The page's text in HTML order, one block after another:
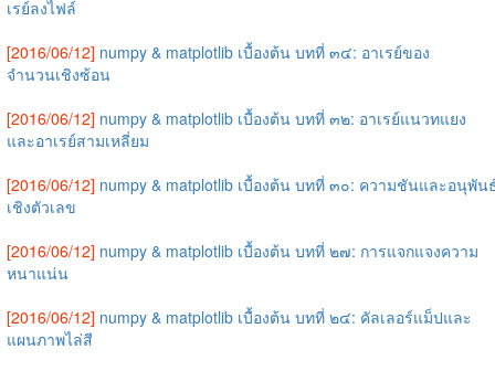
เรย์ลงไฟล์
[2016/06/12] numpy & matplotlib เบื้องต้น บทที่ ๓๔: อาเรย์ของ
จำนวนเชิงซ้อน
[2016/06/12] numpy & matplotlib เบื้องต้น บทที่ ๓๒: อาเรย์แนวทแยง
และอาเรย์สามเหลี่ยม
[2016/06/12] numpy & matplotlib เบื้องต้น บทที่ ๓๐: ความชันและอนุพัน
เชิงตัวเลข
[2016/06/12] numpy & matplotlib เบื้องต้น บทที่ ๒๗: การแจกแจงความ
หนาแน่น
[2016/06/12] numpy & matplotlib เบื้องต้น บทที่ ๒๔: คัลเลอร์แม็ปและ
แผนภาพไล่สี